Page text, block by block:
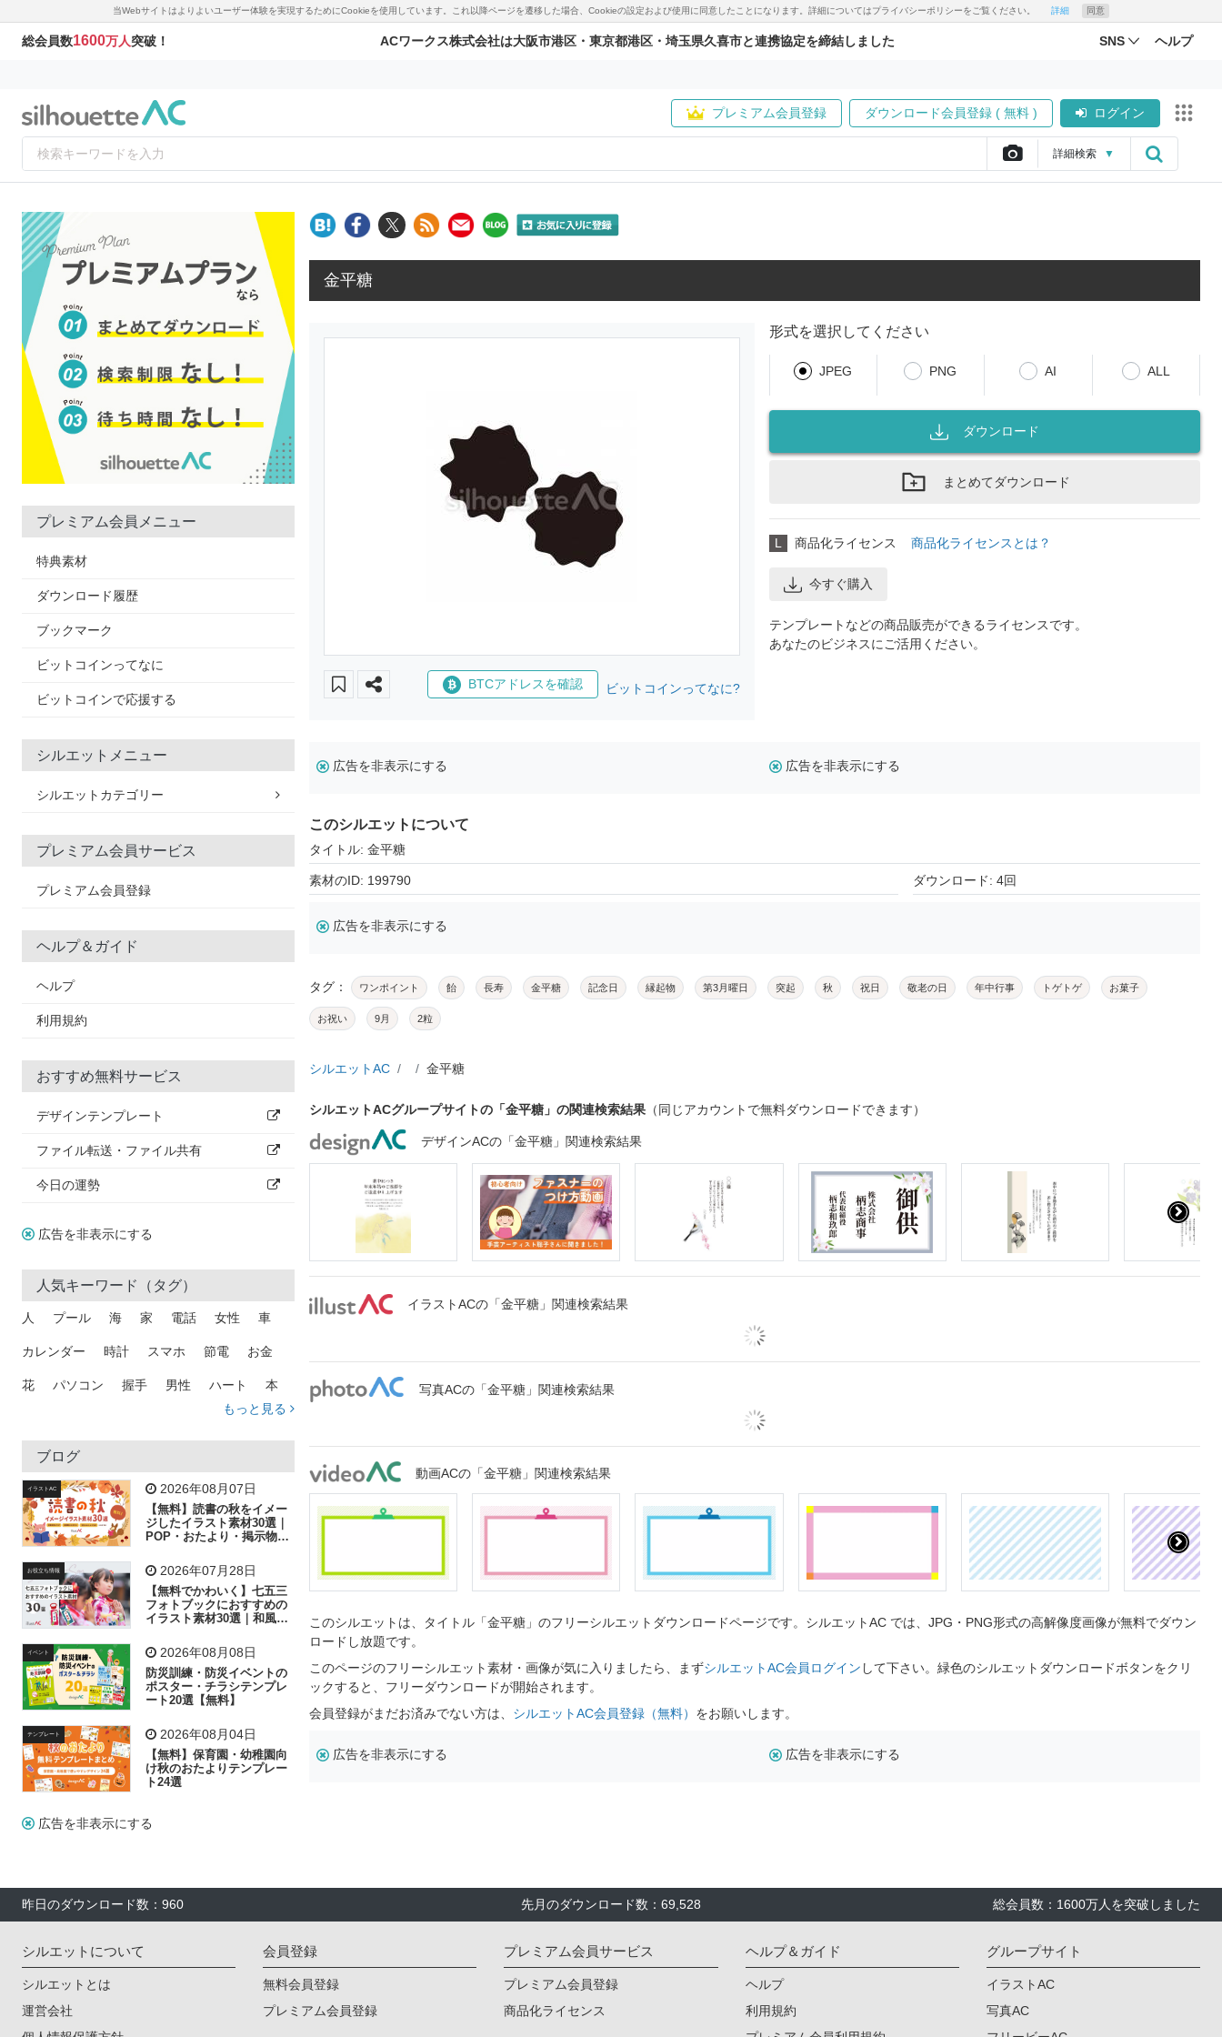
当Webサイトはよりよいユーザー体験を実現するためにCookieを使用しています。これ以降ページを遷移した場合、Cookieの設定および使用に同意したことになります。詳細についてはプライバシーポリシーをご覧ください。 詳細 同意
総会員数1600万人突破！ ACワークス株式会社は大阪市港区・東京都港区・埼玉県久喜市と連携協定を締結しました SNS ヘルプ
プレミアム会員登録 ダウンロード会員登録 ( 無料 ) ログイン
詳細検索 ▼
プレミアム会員メニュー
特典素材
ダウンロード履歴
ブックマーク
ビットコインってなに
ビットコインで応援する
シルエットメニュー
シルエットカテゴリー
プレミアム会員サービス
プレミアム会員登録
ヘルプ＆ガイド
ヘルプ
利用規約
おすすめ無料サービス
デザインテンプレート
ファイル転送・ファイル共有
今日の運勢
広告を非表示にする
人気キーワード（タグ）
人 プール 海 家 電話 女性 車
カレンダー 時計 スマホ 節電 お金
花 パソコン 握手 男性 ハート 本
トラック 木
吹き出し
飛行機 グラフ ビル 魚 家族 書類
歩く 工場 会社 太陽 キラキラ
子供 作業員 葉 相談 ピクトグラム
もっと見る
ブログ
イラストAC 2026年08月07日
【無料】読書の秋をイメー
ジしたイラスト素材30選｜
POP・おたより・掲示物に
お役立ち情報 2026年07月28日
【無料でかわいく】七五三
フォトブックにおすすめの
イラスト素材30選｜和風の
イベント 2026年08月08日
防災訓練・防災イベントの
ポスター・チラシテンプレ
ート20選【無料】
テンプレート 2026年08月04日
【無料】保育園・幼稚園向
け秋のおたよりテンプレー
ト24選
広告を非表示にする
金平糖
BTCアドレスを確認 ビットコインってなに?
形式を選択してください
JPEG PNG AI ALL
ダウンロード
まとめてダウンロード
L 商品化ライセンス 商品化ライセンスとは？
今すぐ購入
テンプレートなどの商品販売ができるライセンスです。
あなたのビジネスにご活用ください。
広告を非表示にする 広告を非表示にする
このシルエットについて
タイトル: 金平糖
素材のID: 199790 ダウンロード: 4回
広告を非表示にする
タグ： ワンポイント 飴 長寿 金平糖 記念日 縁起物 第3月曜日 突起 秋 祝日 敬老の日 年中行事 トゲトゲ お菓子
お祝い 9月 2粒
シルエットAC 金平糖
シルエットACグループサイトの「金平糖」の関連検索結果 （同じアカウントで無料ダウンロードできます）
デザインACの「金平糖」関連検索結果
イラストACの「金平糖」関連検索結果
写真ACの「金平糖」関連検索結果
動画ACの「金平糖」関連検索結果
このシルエットは、タイトル「金平糖」のフリーシルエットダウンロードページです。シルエットAC では、JPG・PNG形式の高解像度画像が無料でダウン
ロードし放題です。
このページのフリーシルエット素材・画像が気に入りましたら、まずシルエットAC会員ログイン して下さい。緑色のシルエットダウンロードボタンをクリ
ックすると、フリーダウンロードが開始されます。
会員登録がまだお済みでない方は、 シルエットAC会員登録（無料） をお願いします。
広告を非表示にする 広告を非表示にする
昨日のダウンロード数：960 先月のダウンロード数：69,528 総会員数：1600万人を突破しました
シルエットについて
シルエットとは
運営会社
会員登録
無料会員登録
プレミアム会員登録
プレミアム会員サービス
プレミアム会員登録
商品化ライセンス
ヘルプ＆ガイド
ヘルプ
利用規約
グループサイト
イラストAC
写真AC